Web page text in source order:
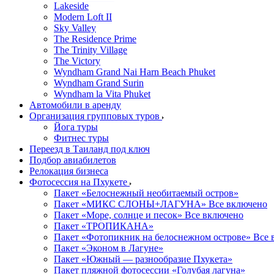
Lakeside
Modern Loft II
Sky Valley
The Residence Prime
The Trinity Village
The Victory
Wyndham Grand Nai Harn Beach Phuket
Wyndham Grand Surin
Wyndham la Vita Phuket
Автомобили в аренду
Организация групповых туров
Йога туры
Фитнес туры
Переезд в Таиланд под ключ
Подбор авиабилетов
Релокация бизнеса
Фотоcессия на Пхукете
Пакет «Белоснежный необитаемый остров»
Пакет «МИКС СЛОНЫ+ЛАГУНА» Все включено
Пакет «Море, солнце и песок» Все включено
Пакет «ТРОПИКАНА»
Пакет «Фотопикник на белоснежном острове» Все
Пакет «Эконом в Лагуне»
Пакет «Южный — разнообразие Пхукета»
Пакет пляжной фотосессии «Голубая лагуна»